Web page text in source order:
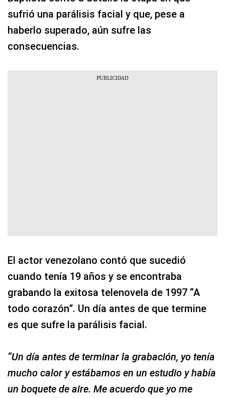
sufrió una parálisis facial y que, pese a
haberlo superado, aún sufre las
consecuencias.
El actor venezolano contó que sucedió
cuando tenía 19 años y se encontraba
grabando la exitosa telenovela de 1997 “A
todo corazón”. Un día antes de que termine
es que sufre la parálisis facial.
“Un día antes de terminar la grabación, yo tenía
mucho calor y estábamos en un estudio y había
un boquete de aire. Me acuerdo que yo me